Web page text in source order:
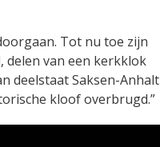
Tot nu toe zijn
delen van een kerkklok
deelstaat Saksen-Anhalt
kloof overbrugd.”